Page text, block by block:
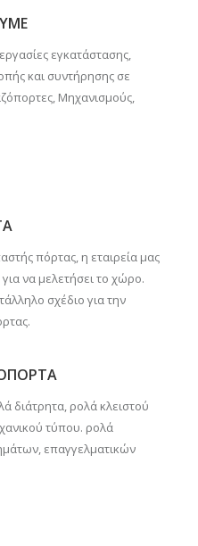
εγκατάστασης,
και συντήρησης σε
Μηχανισμούς,
πόρτας, η εταιρεία μας
να μελετήσει το χώρο.
σχέδιο για την
διάτρητα, ρολά κλειστού
τύπου. ρολά
επαγγελματικών